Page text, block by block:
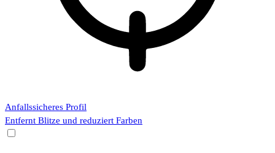
Anfallssicheres Profil
Entfernt Blitze und reduziert Farben